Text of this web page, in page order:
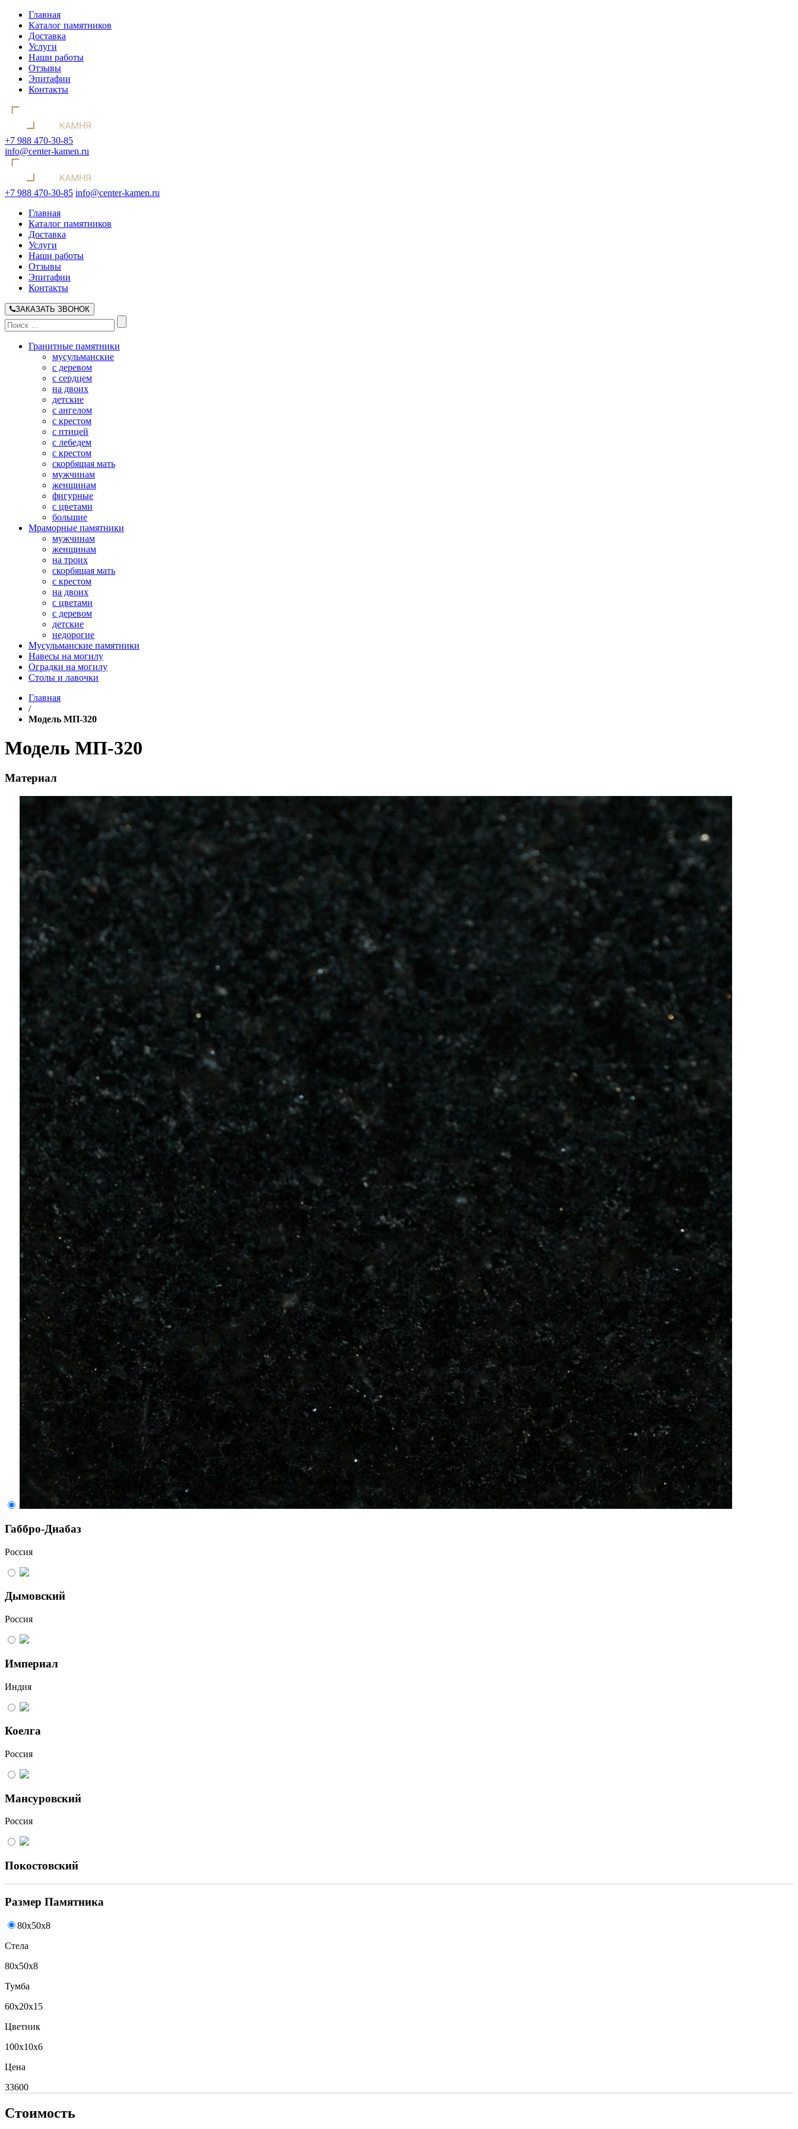
Главная
Каталог памятников
Доставка
Услуги
Наши работы
Отзывы
Эпитафии
Контакты
+7 988 470-30-85
info@center-kamen.ru
+7 988 470-30-85 info@center-kamen.ru
Главная
Каталог памятников
Доставка
Услуги
Наши работы
Отзывы
Эпитафии
Контакты
ЗАКАЗАТЬ ЗВОНОК
Гранитные памятники
мусульманские
с деревом
с сердцем
на двоих
детские
с ангелом
с крестом
с птицей
с лебедем
с крестом
скорбящая мать
мужчинам
женщинам
фигурные
с цветами
большие
Мраморные памятники
мужчинам
женщинам
на троих
скорбящая мать
с крестом
на двоих
с цветами
с деревом
детские
недорогие
Мусульманские памятники
Навесы на могилу
Оградки на могилу
Столы и лавочки
Главная
/
Модель МП-320
Модель МП-320
Материал
Габбро-Диабаз
Россия
Дымовский
Россия
Империал
Индия
Коелга
Россия
Мансуровский
Россия
Покостовский
Размер Памятника
80x50x8
Стела
80x50x8
Тумба
60x20x15
Цветник
100x10x6
Цена
33600
Стоимость